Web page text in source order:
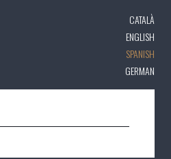
CATALÀ
ENGLISH
SPANISH
GERMAN